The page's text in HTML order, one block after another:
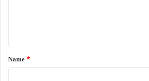
*
Name *